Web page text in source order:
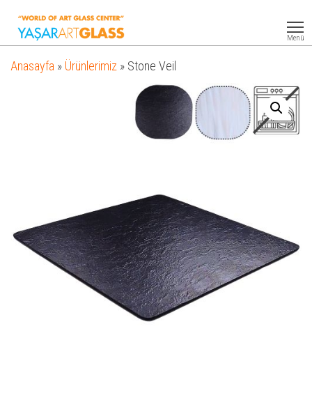
Glass
Menü
Anasayfa » Ürünlerimiz » Stone Veil